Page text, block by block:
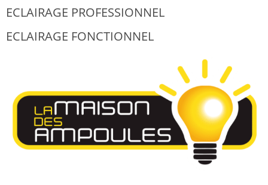
ECLAIRAGE PROFESSIONNEL
ECLAIRAGE FONCTIONNEL